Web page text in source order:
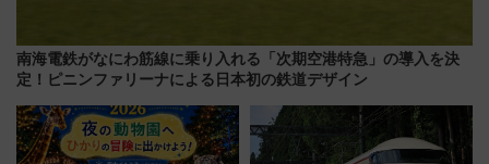
南海電鉄がなにわ筋線に乗り入れる「次期空港特急」の導入を決
定！ピニンファリーナによる日本初の鉄道デザイン